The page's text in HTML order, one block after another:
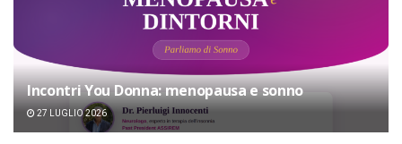
Incontri You Donna: menopausa e sonno
27 LUGLIO 2026